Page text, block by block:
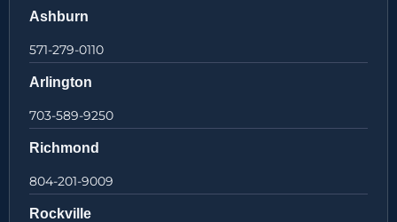
Ashburn
571-279-0110
Arlington
703-589-9250
Richmond
804-201-9009
Rockville